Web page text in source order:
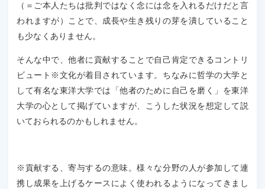
（＝ご本人たちは批判ではなく念には念を入れるだけだと言
われますが）ことで、成長や生き残りの芽を潰していること
も少なくありません。
そんな中で、他者に貢献することで自己肯定できるコントリ
ビュート※文化が着目されています。ちなみに哲学の大学と
して有名な東洋大学では「他者のために自己を磨く」を東洋
大学の心として掲げていますが、こうした状況を想定して説
いておられるのかもしれません。
※貢献する、寄与するの意味。様々な分野の人が参加して連
携し成果を上げるケースによく使われるようになってきまし